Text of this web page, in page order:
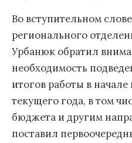
Во вступительном
регионального
Урбанюк обратил
необходимость
итогов работы в
текущего года, в том
бюджета и другим
поставил